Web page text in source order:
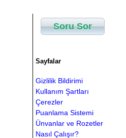
Soru Sor
Sayfalar
Gizlilik Bildirimi
Kullanım Şartları
Çerezler
Puanlama Sistemi
Ünvanlar ve Rozetler
Nasıl Çalışır?